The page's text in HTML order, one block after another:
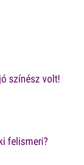
színész volt!
felismeri?